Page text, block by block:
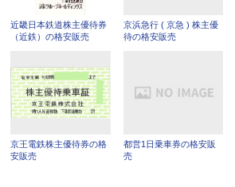
近畿日本鉄道株主優待券
（近鉄）の格安販売
京浜急行 ( 京急 ) 株主優
待の格安販売
京王電鉄株主優待券の格
安販売
都営1日乗車券の格安販
売